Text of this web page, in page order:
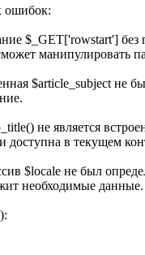
ошибок:
$_GET['rowstart']
манипулировать
$article_subject не
не является
доступна в текущем
$locale не был
необходимые данные.